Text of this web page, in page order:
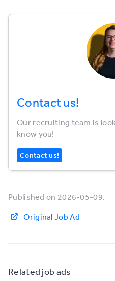
Related job ads
Contact us!
Our recruiting team is
know you!
Contact us!
Published on 2026-05-09.
Original Job Ad